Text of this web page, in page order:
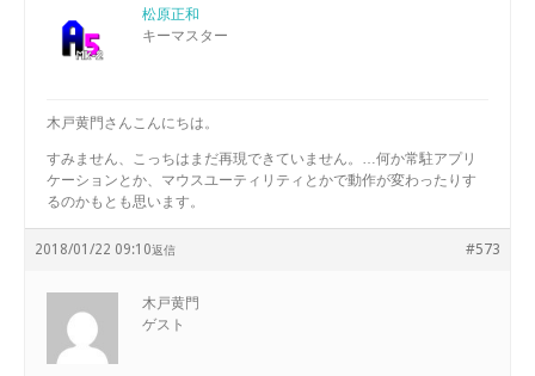
松原正和
キーマスター
木戸黄門さんこんにちは。
すみません、こっちはまだ再現できていません。…何か常駐アプリ
ケーションとか、マウスユーティリティとかで動作が変わったりす
るのかもとも思います。
2018/01/22 09:10 #573
返信
木戸黄門
ゲスト